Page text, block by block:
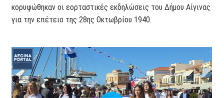
κορυφώθηκαν οι εορταστικές εκδηλώσεις του Δήμου Αίγινας
για την επέτειο της 28ης Οκτωβρίου 1940.